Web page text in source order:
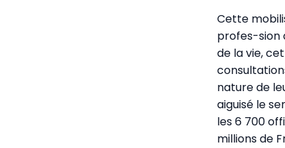
Cette
profes-sion
de la vie,
nature de
aiguisé le
les 6 700
millions de